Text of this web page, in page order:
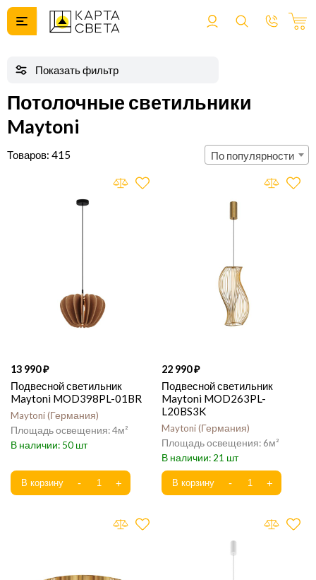
Потолочные светильники
Maytoni
415 По популярности
13 990
Подвесной светильник
Maytoni MOD398PL-01BR
Maytoni Германия
4
50
22 990
Подвесной светильник
Maytoni MOD263PL-
L20BS3K
Maytoni Германия
6
21